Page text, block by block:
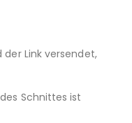
der Link versendet,
Schnittes ist